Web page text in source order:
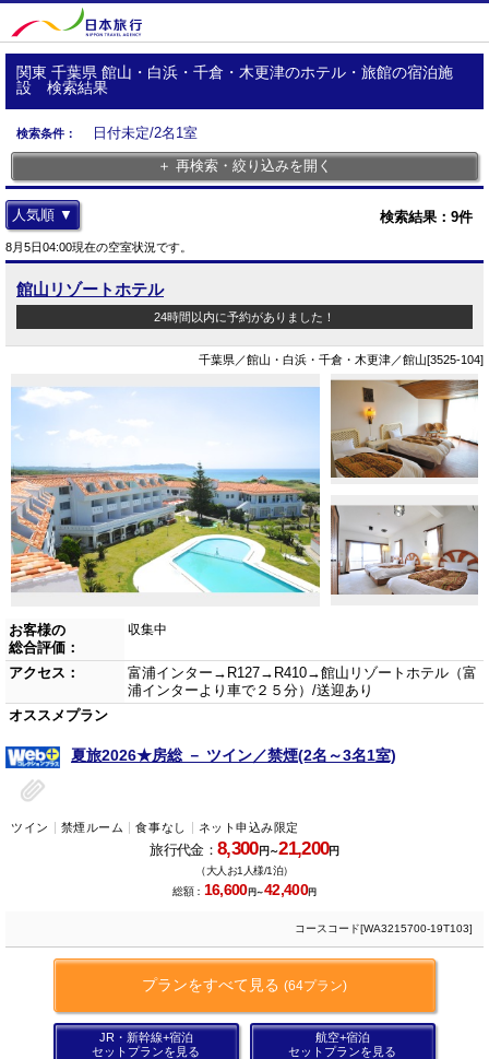
関東 千葉県 館山・白浜・千倉・木更津のホテル・旅館の宿泊施
設 検索結果
検索条件：
日付未定/2名1室
＋ 再検索・絞り込みを開く
検索結果： 9件
人気順 ▼
8月5日04:00現在の空室状況です。
館山リゾートホテル
24時間以内に予約がありました！
千葉県／館山・白浜・千倉・木更津／館山[3525-104]
お客様の
総合評価：
収集中
アクセス：
富浦インター→R127→R410→館山リゾートホテル（富
浦インターより車で２５分）/送迎あり
オススメプラン
夏旅2026★房総 － ツイン／禁煙(2名～3名1室)
ツイン 禁煙ルーム 食事なし ネット申込み限定
旅行代金： 8,300円～21,200円
（大人お1人様/1泊）
総額： 16,600円～42,400円
コースコード[WA3215700-19T103]
プランをすべて見る (64プラン)
JR・新幹線+宿泊
セットプランを見る
航空+宿泊
セットプランを見る